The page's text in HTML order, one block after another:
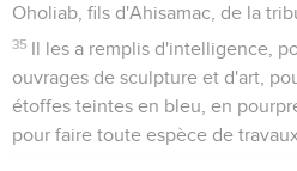
Oholiab, fils d'Ahisamac, de la
35 Il les a remplis d'intelligence,
ouvrages de sculpture et d'art,
étoffes teintes en bleu, en
pour faire toute espèce de